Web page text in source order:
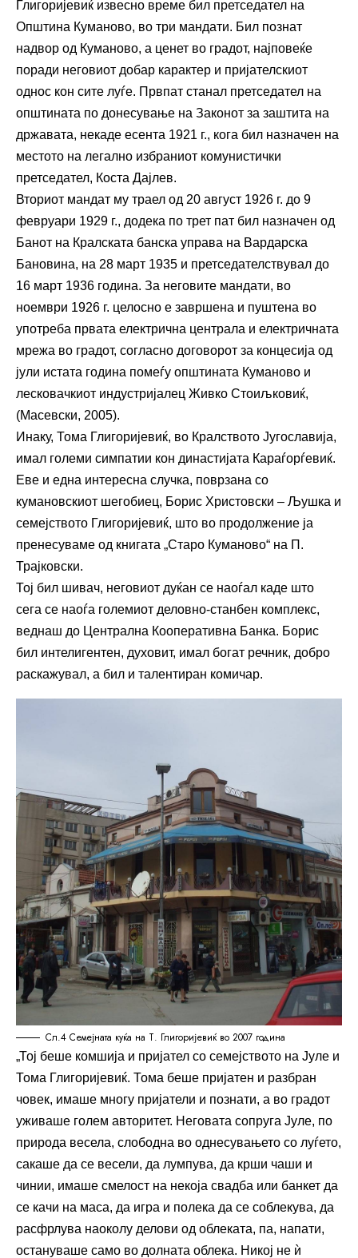
Глигоријевиќ извесно време бил претседател на
Општина Куманово, во три мандати. Бил познат
надвор од Куманово, а ценет во градот, најповеќе
поради неговиот добар карактер и пријателскиот
однос кон сите луѓе. Првпат станал претседател на
општината по донесување на Законот за заштита на
државата, некаде есента 1921 г., кога бил назначен на
местото на легално избраниот комунистички
претседател, Коста Дајлев.
Вториот мандат му траел од 20 август 1926 г. до 9
февруари 1929 г., додека по трет пат бил назначен од
Банот на Кралската банска управа на Вардарска
Бановина, на 28 март 1935 и претседателствувал до
16 март 1936 година. За неговите мандати, во
ноември 1926 г. целосно е завршена и пуштена во
употреба првата електрична централа и електричната
мрежа во градот, согласно договорот за концесија од
јули истата година помеѓу општината Куманово и
лесковачкиот индустријалец Живко Стоиљковиќ,
(Масевски, 2005).
Инаку, Тома Глигоријевиќ, во Кралството Југославија,
имал големи симпатии кон династијата Караѓорѓевиќ.
Еве и една интересна случка, поврзана со
кумановскиот шегобиец, Борис Христовски – Љушка и
семејството Глигоријевиќ, што во продолжение ја
пренесуваме од книгата „Старо Куманово“ на П.
Трајковски.
Тој бил шивач, неговиот дуќан се наоѓал каде што
сега се наоѓа големиот деловно-станбен комплекс,
веднаш до Централна Кооперативна Банка. Борис
бил интелигентен, духовит, имал богат речник, добро
раскажувал, а бил и талентиран комичар.
Сл.4 Семејната куќа на Т. Глигоријевиќ во 2007 година
„Тој беше комшија и пријател со семејството на Јуле и
Тома Глигоријевиќ. Тома беше пријатен и разбран
човек, имаше многу пријатели и познати, а во градот
уживаше голем авторитет. Неговата сопруга Јуле, по
природа весела, слободна во однесувањето со луѓето,
сакаше да се весели, да лумпува, да крши чаши и
чинии, имаше смелост на некоја свадба или банкет да
се качи на маса, да игра и полека да се соблекува, да
расфрлува наоколу делови од облеката, па, напати,
остануваше само во долната облека. Никој не ѝ